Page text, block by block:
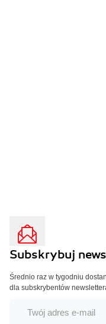
Subskrybuj
Średnio raz w tygodniu
dla subskrybentów